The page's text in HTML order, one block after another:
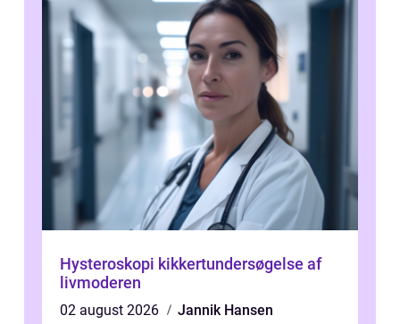
Hysteroskopi kikkertundersøgelse af
livmoderen
02 august 2026
Jannik Hansen